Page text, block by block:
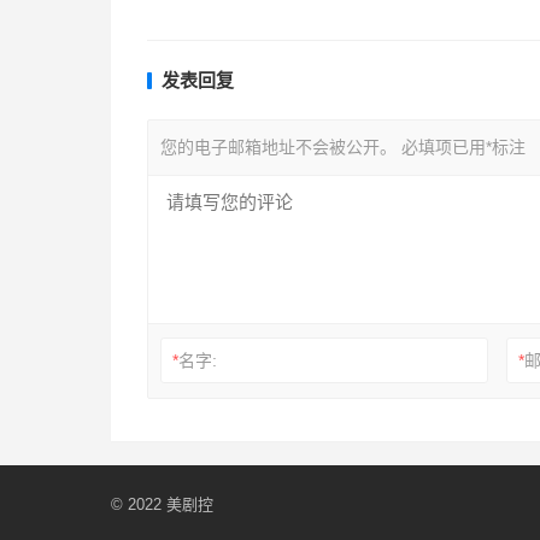
发表回复
您的电子邮箱地址不会被公开。 必填项已用*标注
*名字: *
© 2022 美剧控